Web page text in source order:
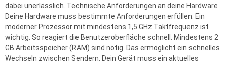
dabei unerlässlich. Technische Anforderungen an deine Hardware
Deine Hardware muss bestimmte Anforderungen erfüllen. Ein
moderner Prozessor mit mindestens 1,5 GHz Taktfrequenz ist
wichtig. So reagiert die Benutzeroberfläche schnell. Mindestens 2
GB Arbeitsspeicher (RAM) sind nötig. Das ermöglicht ein schnelles
Wechseln zwischen Sendern. Dein Gerät muss ein aktuelles